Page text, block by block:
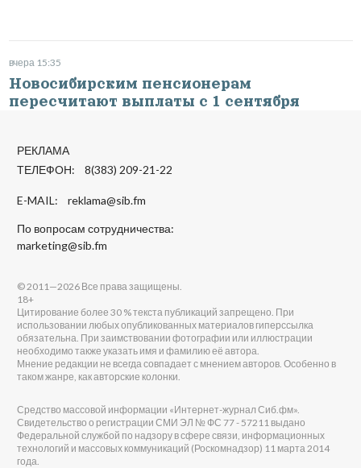
вчера 15:35
Новосибирским пенсионерам
пересчитают выплаты с 1 сентября
РЕКЛАМА
ТЕЛЕФОН: 8(383) 209-21-22
E-MAIL: reklama@sib.fm
По вопросам сотрудничества:
marketing@sib.fm
© 2011—2026 Все права защищены.
18+
Цитирование более 30 % текста публикаций запрещено. При
использовании любых опубликованных материалов гиперссылка
обязательна. При заимствовании фотографии или иллюстрации
необходимо также указать имя и фамилию её автора.
Мнение редакции не всегда совпадает с мнением авторов. Особенно в
таком жанре, как авторские колонки.
Средство массовой информации «Интернет-журнал Сиб.фм».
Свидетельство о регистрации СМИ ЭЛ № ФС 77 - 57211 выдано
Федеральной службой по надзору в сфере связи, информационных
технологий и массовых коммуникаций (Роскомнадзор) 11 марта 2014
года.